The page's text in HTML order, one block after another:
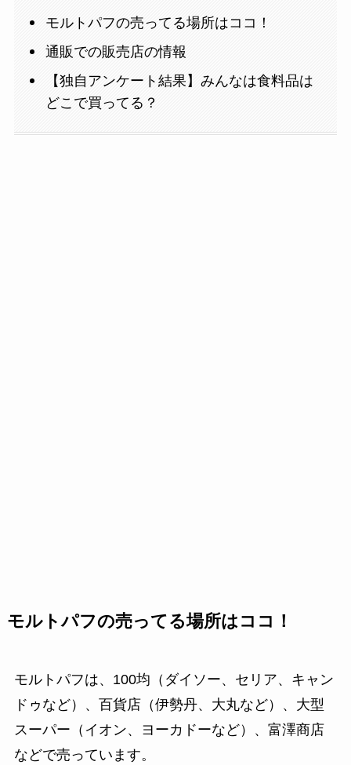
モルトパフの売ってる場所はココ！
通販での販売店の情報
【独自アンケート結果】みんなは食料品は
どこで買ってる？
モルトパフの売ってる場所はココ！
モルトパフは、100均（ダイソー、セリア、キャン
ドゥなど）、百貨店（伊勢丹、大丸など）、大型
スーパー（イオン、ヨーカドーなど）、富澤商店
などで売っています。